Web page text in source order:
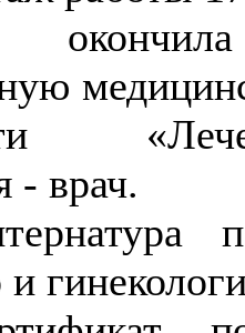
- врач.